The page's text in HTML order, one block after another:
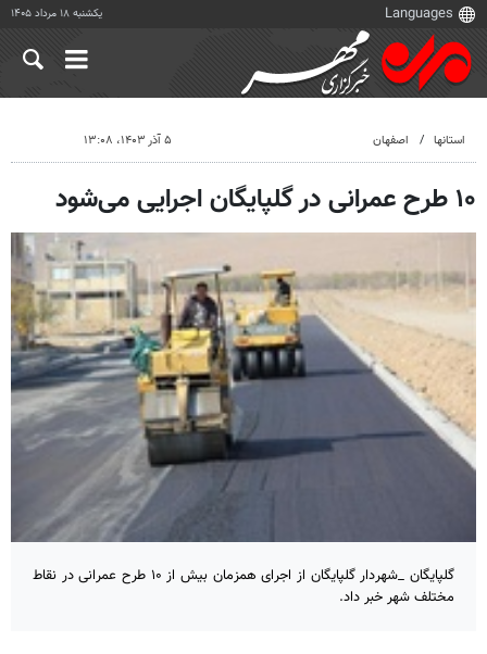
یکشنبه ۱۸ مرداد ۱۴۰۵
استانها اصفهان ۵ آذر ۱۴۰۳، ۱۳:۰۸
۱۰ طرح عمرانی در گلپایگان اجرایی می‌شود
گلپایگان _شهردار گلپایگان از اجرای همزمان بیش از ۱۰ طرح عمرانی در نقاط
مختلف شهر خبر داد.